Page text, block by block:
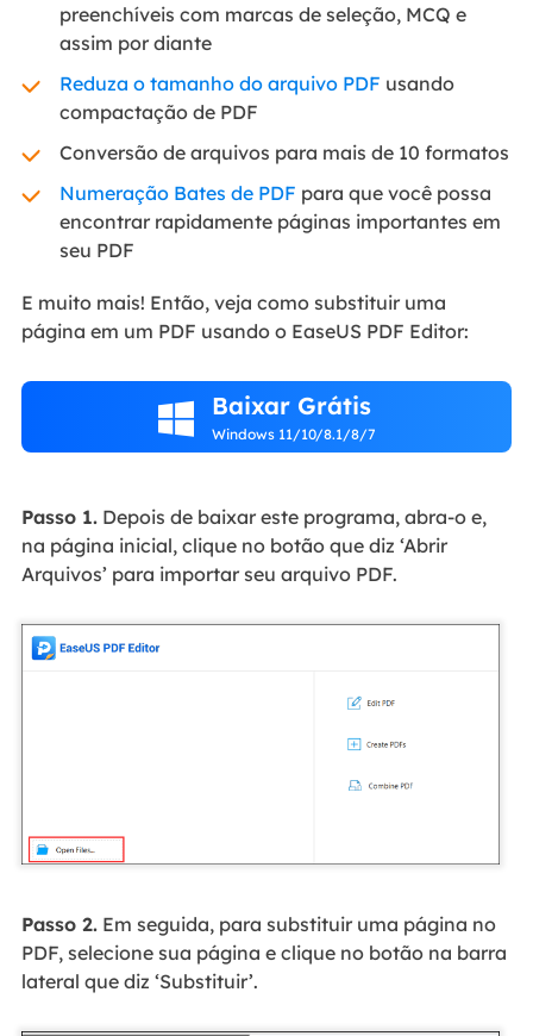
preenchíveis com marcas de seleção, MCQ e
assim por diante
Reduza o tamanho do arquivo PDF usando
compactação de PDF
Conversão de arquivos para mais de 10 formatos
Numeração Bates de PDF para que você possa
encontrar rapidamente páginas importantes em
seu PDF
E muito mais! Então, veja como substituir uma
página em um PDF usando o EaseUS PDF Editor:
 Baixar Grátis
Windows 11/10/8.1/8/7
Passo 1.Depois de baixar este programa, abra-o e,
na página inicial, clique no botão que diz ‘Abrir
Arquivos’ para importar seu arquivo PDF.
Passo 2.Em seguida, para substituir uma página no
PDF, selecione sua página e clique no botão na barra
lateral que diz ‘Substituir’.